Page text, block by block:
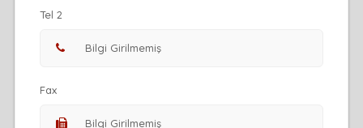
Tel 2
Fax